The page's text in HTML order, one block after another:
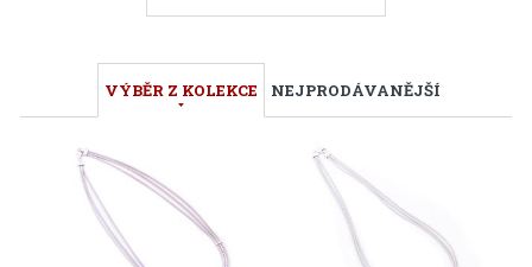
VÝBĚR Z KOLEKCE NEJPRODÁVANĚJŠÍ